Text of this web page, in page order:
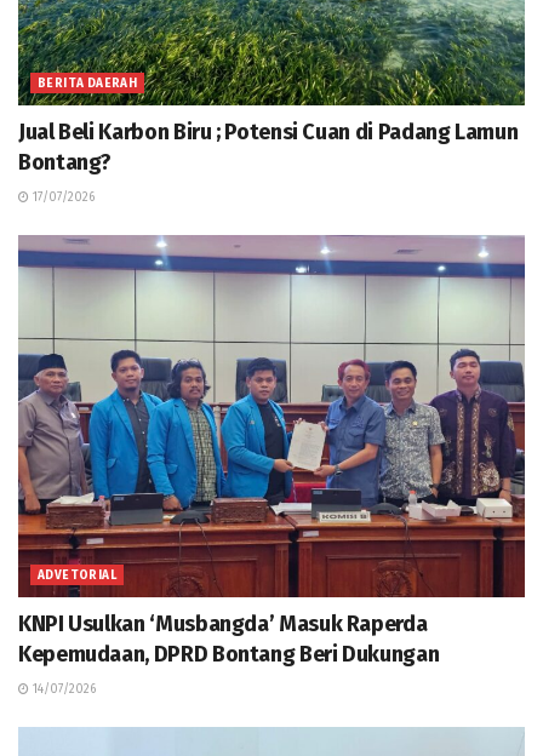
BERITA DAERAH
Jual Beli Karbon Biru ; Potensi Cuan di Padang Lamun
Bontang?
17/07/2026
ADVETORIAL
KNPI Usulkan ‘Musbangda’ Masuk Raperda
Kepemudaan, DPRD Bontang Beri Dukungan
14/07/2026